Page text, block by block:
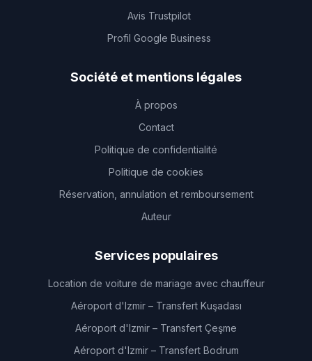
Avis Trustpilot
Profil Google Business
Société et mentions légales
À propos
Contact
Politique de confidentialité
Politique de cookies
Réservation, annulation et remboursement
Auteur
Services populaires
Location de voiture de mariage avec chauffeur
Aéroport d'Izmir – Transfert Kuşadası
Aéroport d'Izmir – Transfert Çeşme
Aéroport d'Izmir – Transfert Bodrum